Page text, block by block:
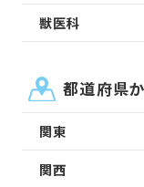
獣医科
都道府県
関東
関西